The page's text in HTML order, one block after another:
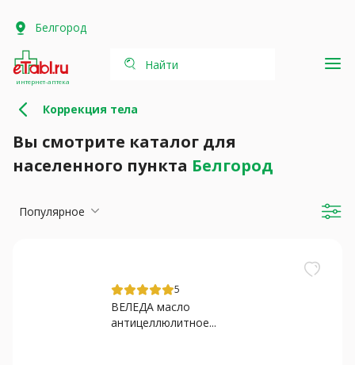
Белгород
интернет-аптека
Найти
Коррекция тела
Вы смотрите каталог для
населенного пункта Белгород
Популярное
5
ВЕЛЕДА масло
антицеллюлитное...